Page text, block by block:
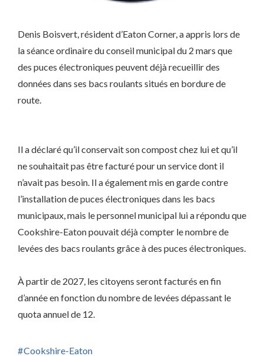
Denis Boisvert, résident d’Eaton Corner, a appris lors de
la séance ordinaire du conseil municipal du 2 mars que
des puces électroniques peuvent déjà recueillir des
données dans ses bacs roulants situés en bordure de
route.
Il a déclaré qu’il conservait son compost chez lui et qu’il
ne souhaitait pas être facturé pour un service dont il
n’avait pas besoin. Il a également mis en garde contre
l’installation de puces électroniques dans les bacs
municipaux, mais le personnel municipal lui a répondu que
Cookshire-Eaton pouvait déjà compter le nombre de
levées des bacs roulants grâce à des puces électroniques.
À partir de 2027, les citoyens seront facturés en fin
d’année en fonction du nombre de levées dépassant le
quota annuel de 12.
Cookshire-Eaton